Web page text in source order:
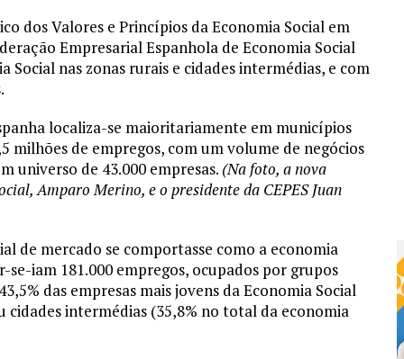
dos Valores e Princípios da Economia Social em
Empresarial Espanhola de Economia Social
Social nas zonas rurais e cidades intermédias, e com
localiza-se maioritariamente em municípios
milhões de empregos, com um volume de negócios
universo de 43.000 empresas. (Na foto, a nova
Amparo Merino, e o presidente da CEPES Juan
de mercado se comportasse como a economia
iam 181.000 empregos, ocupados por grupos
das empresas mais jovens da Economia Social
cidades intermédias (35,8% no total da economia